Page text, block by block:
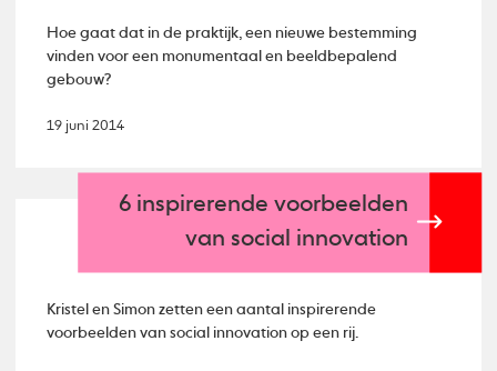
Hoe gaat dat in de praktijk, een nieuwe bestemming
vinden voor een monumentaal en beeldbepalend
gebouw?
19 juni 2014
6 inspirerende voorbeelden
van social innovation
Kristel en Simon zetten een aantal inspirerende
voorbeelden van social innovation op een rij.